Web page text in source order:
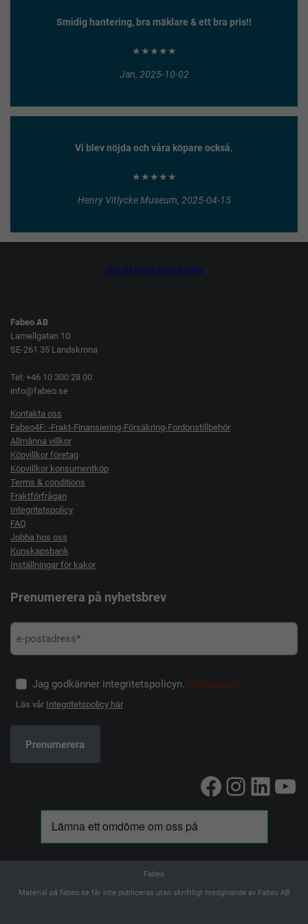
Smidig hantering, bra mäklare & ett bra pris!!
★★★★★
Jan, 2025-10-02
Vi blev nöjda och våra köpare också.
★★★★★
Henry Vitlycke Museum, 2025-04-15
Jag vill köpa Jag vill sälja
Fabeo AB
Lamellgatan 10
SE-261 35 Landskrona
Tel: +46 10 300 28 00
info@fabeo.se
Kontakta oss
Fabeo4F: -Frakt-Finansiering-Försäkring-Fordonstillbehör
Allmänna villkor
Köpvillkor företag
Köpvillkor konsumentköp
Terms & conditions
Fraktförfrågan
Integritetspolicy
FAQ
Jobba hos oss
Kunskapsbank
Inställningar för kakor
Prenumerera på nyhetsbrev
Jag godkänner integritetspolicyn. (Obligatoriskt)
Läs vår Integritetspolicy här
Facebook
Fabeo
Material på fabeo.se får inte publiceras utan skriftligt medgivande av Fabeo AB